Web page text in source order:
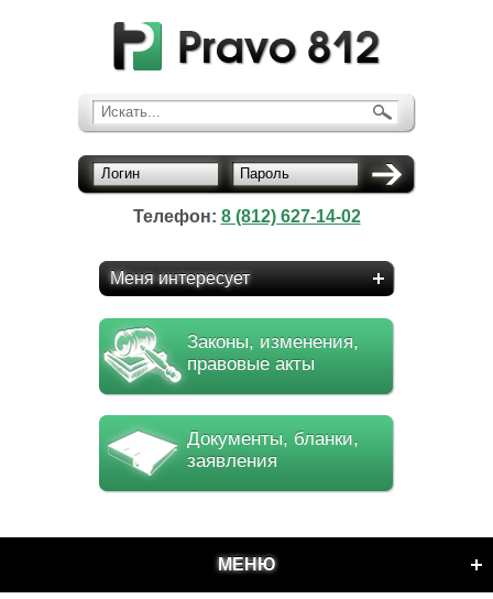
Искать...
Логин Пароль
Телефон: 8 (812) 627-14-02
Меня интересует
Законы, изменения,
правовые акты
Документы, бланки,
заявления
МЕНЮ